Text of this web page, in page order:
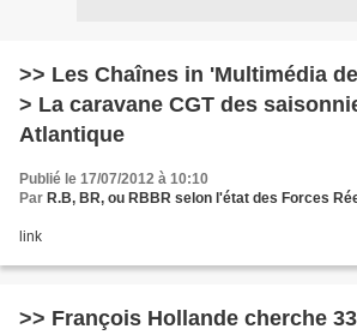
>> Les Chaînes in 'Multimédia
> La caravane CGT des
Atlantique
Publié le 17/07/2012 à 10:10
Par R.B, BR, ou RBBR selon l'état des Forces
link
>> François Hollande cherche